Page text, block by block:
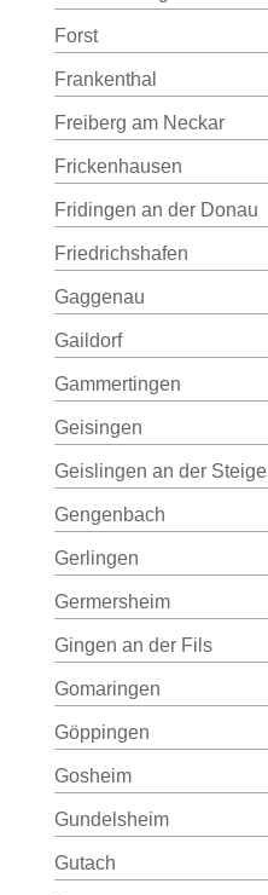
Forst
Frankenthal
Freiberg am Neckar
Frickenhausen
Fridingen an der Donau
Friedrichshafen
Gaggenau
Gaildorf
Gammertingen
Geisingen
Geislingen an der Steige
Gengenbach
Gerlingen
Germersheim
Gingen an der Fils
Gomaringen
Göppingen
Gosheim
Gundelsheim
Gutach